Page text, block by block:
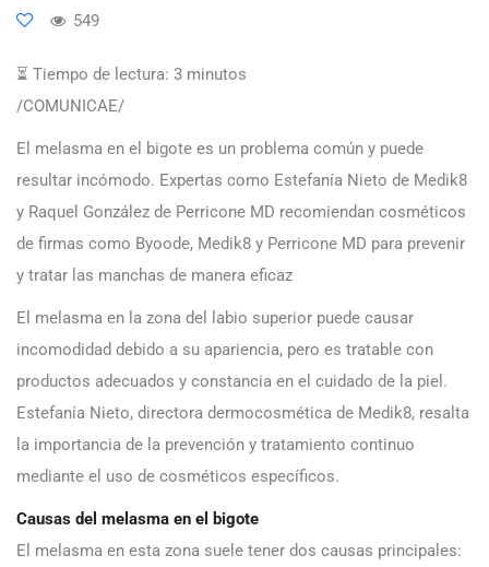
549
⏳ Tiempo de lectura: 3 minutos
/COMUNICAE/
El melasma en el bigote es un problema común y puede
resultar incómodo. Expertas como Estefanía Nieto de Medik8
y Raquel González de Perricone MD recomiendan cosméticos
de firmas como Byoode, Medik8 y Perricone MD para prevenir
y tratar las manchas de manera eficaz
El melasma en la zona del labio superior puede causar
incomodidad debido a su apariencia, pero es tratable con
productos adecuados y constancia en el cuidado de la piel.
Estefanía Nieto, directora dermocosmética de Medik8, resalta
la importancia de la prevención y tratamiento continuo
mediante el uso de cosméticos específicos.
Causas del melasma en el bigote
El melasma en esta zona suele tener dos causas principales: